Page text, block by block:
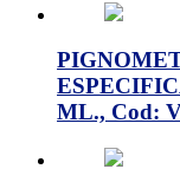
ML., Cod: